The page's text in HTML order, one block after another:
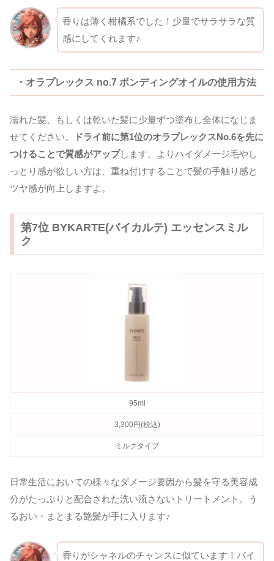
香りは薄く柑橘系でした！少量でサラサラな質
感にしてくれます♪
・オラプレックス no.7 ボンディングオイルの使用方法
濡れた髪、もしくは乾いた髪に少量ずつ塗布し全体になじま
せてください。
ドライ前に第1位のオラプレックスNo.6を先に
つけることで質感がアップします。よりハイダメージ毛やし
っとり感が欲しい方は、重ね付けすることで髪の手触り感と
ツヤ感が向上しますよ。
第7位 BYKARTE(バイカルテ) エッセンスミル
ク
95ml
3,300円(税込)
ミルクタイプ
日常生活においての様々なダメージ要因から髪を守る美容成
分がたっぷりと配合された洗い流さないトリートメント。う
るおい・まとまる艶髪が手に入ります♪
香りがシャネルのチャンスに似ています！バイ